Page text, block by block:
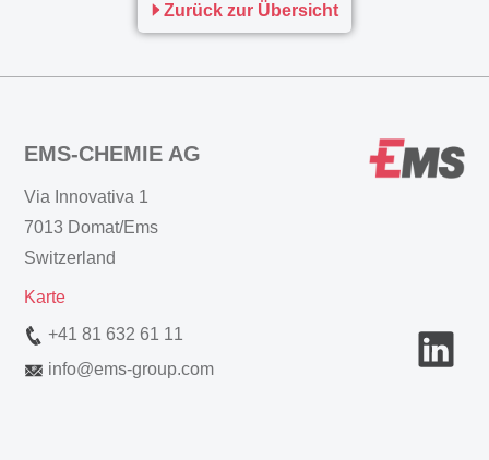
Zurück zur Übersicht
EMS-CHEMIE AG
Via Innovativa 1
7013 Domat/Ems
Switzerland
Karte
+41 81 632 61 11
info@ems-group.com